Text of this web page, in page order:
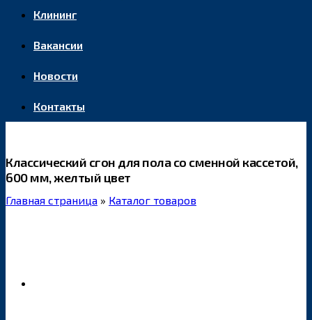
Клининг
Вакансии
Новости
Контакты
Классический сгон для пола со сменной кассетой,
600 мм, желтый цвет
Главная страница » Каталог товаров